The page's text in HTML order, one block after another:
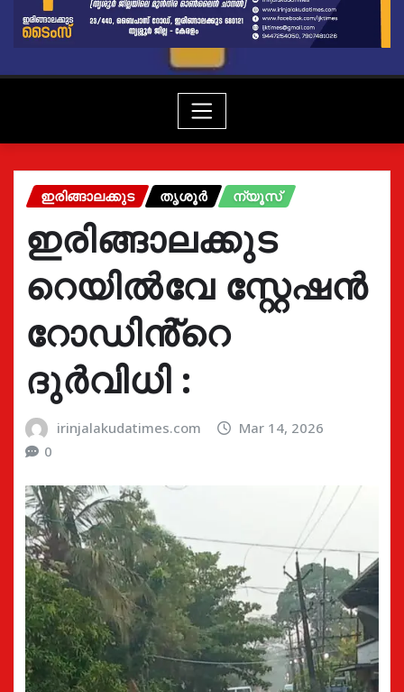
ഇരിങ്ങാലക്കുട തൃശൂർ ന്യൂസ്
ഇരിങ്ങാലക്കുട
റെയിൽവേ സ്റ്റേഷൻ
റോഡിൻ്റെ
ദുർവിധി :
irinjalakudatimes.com
Mar 14, 2026
0